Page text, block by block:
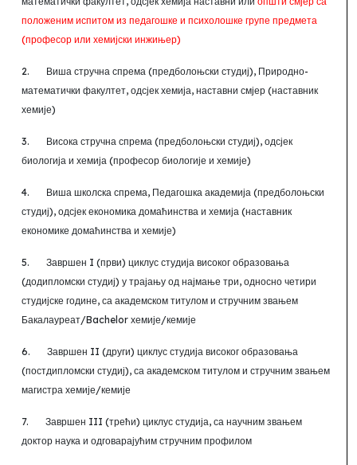
положеним испитом из педагошке и психолошке групе предмета
(професор или хемијски инжињер)
2. Виша стручна спрема (предболоњски студиј), Природно-
математички факултет, одсјек хемија, наставни смјер (наставник
хемије)
3. Висока стручна спрема (предболоњски студиј), одсјек
биологија и хемија (професор биологије и хемије)
4. Виша школска спрема, Педагошка академија (предболоњски
студиј), одсјек економика домаћинства и хемија (наставник
економике домаћинства и хемије)
5. Завршен I (први) циклус студија високог образовања
(додипломски студиј) у трајању од најмање три, односно четири
студијске године, са академском титулом и стручним звањем
Бакалауреат/Bachelor хемије/кемије
6. Завршен II (други) циклус студија високог образовања
(постдипломски студиј), са академском титулом и стручним звањем
магистра хемије/кемије
7. Завршен III (трећи) циклус студија, са научним звањем
доктор наука и одговарајућим стручним профилом